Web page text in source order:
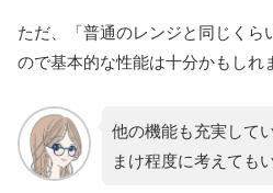
ただ、「普通のレンジと同じくら
ので基本的な性能は十分かもしれ
他の機能も充実して
まけ程度に考えても